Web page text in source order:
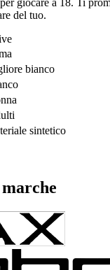
giocare a 18. Ti
del tuo.
bianco
sintetico